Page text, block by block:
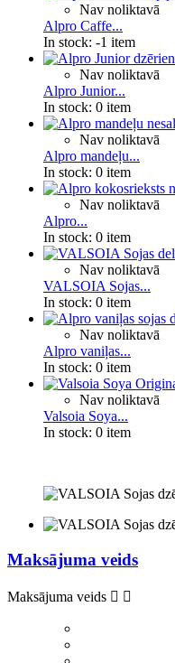
Nav noliktavā
Alpro Caffe...
In stock: -1 item
Nav noliktavā
Alpro Junior...
In stock: 0 item
Nav noliktavā
Alpro mandeļu...
In stock: 0 item
Nav noliktavā
Alpro...
In stock: 0 item
Nav noliktavā
VALSOIA Sojas...
In stock: 0 item
Nav noliktavā
Alpro vaniļas...
In stock: 0 item
Nav noliktavā
Valsoia Soya...
In stock: 0 item
Maksājuma veids
Maksājuma veids  